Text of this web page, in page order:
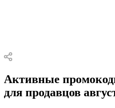
Активные
для продавцов